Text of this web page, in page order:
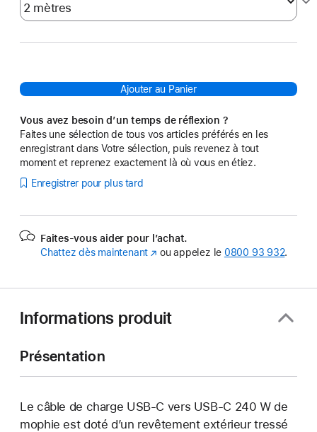
Ajouter au Panier
Vous avez besoin d’un temps de réflexion ?
Faites une sélection de tous vos articles préférés en les
enregistrant dans Votre sélection, puis revenez à tout
moment et reprenez exactement là où vous en étiez.
Enregistrer pour plus tard
Faites-vous aider pour l’achat.
Chattez dès maintenant (s’ouvre
ou appelez le 0800 93 932.
Informations produit
Présentation
Le câble de charge USB-C vers USB-C 240 W de
mophie est doté d’un revêtement extérieur tressé